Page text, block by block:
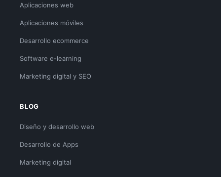
Aplicaciones web
Aplicaciones móviles
Desarrollo ecommerce
Software e-learning
Marketing digital y SEO
BLOG
Diseño y desarrollo web
Desarrollo de Apps
Marketing digital